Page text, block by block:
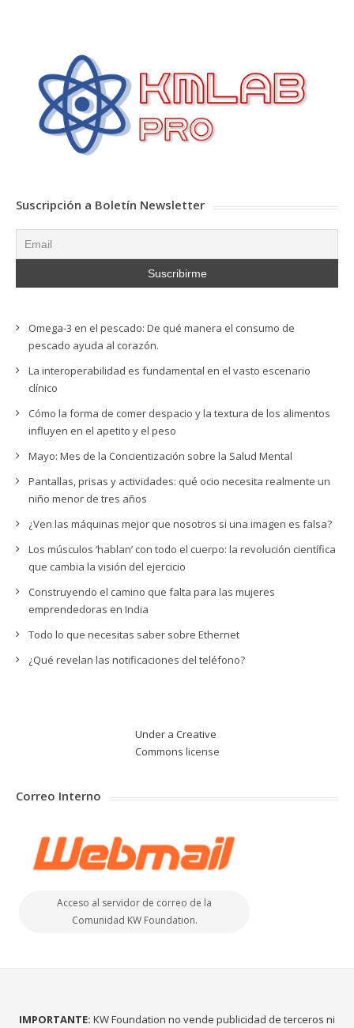
Suscripción a Boletín Newsletter
Omega-3 en el pescado: De qué manera el consumo de
pescado ayuda al corazón.
La interoperabilidad es fundamental en el vasto escenario
clínico
Cómo la forma de comer despacio y la textura de los alimentos
influyen en el apetito y el peso
Mayo: Mes de la Concientización sobre la Salud Mental
Pantallas, prisas y actividades: qué ocio necesita realmente un
niño menor de tres años
¿Ven las máquinas mejor que nosotros si una imagen es falsa?
Los músculos ‘hablan’ con todo el cuerpo: la revolución científica
que cambia la visión del ejercicio
Construyendo el camino que falta para las mujeres
emprendedoras en India
Todo lo que necesitas saber sobre Ethernet
¿Qué revelan las notificaciones del teléfono?
Under a Creative
Commons license
Correo Interno
Acceso al servidor de correo de la
Comunidad KW Foundation.
IMPORTANTE: KW Foundation no vende publicidad de terceros ni